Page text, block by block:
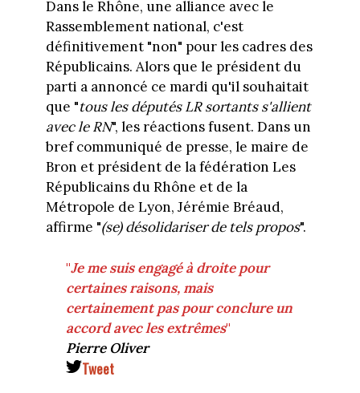
Dans le Rhône, une alliance avec le
Rassemblement national, c'est
définitivement "non" pour les cadres des
Républicains. Alors que le président du
parti a annoncé ce mardi qu'il souhaitait
que "tous les députés LR sortants s'allient
avec le RN", les réactions fusent. Dans un
bref communiqué de presse, le maire de
Bron et président de la fédération Les
Républicains du Rhône et de la
Métropole de Lyon, Jérémie Bréaud,
affirme "(se) désolidariser de tels propos".
"Je me suis engagé à droite pour
certaines raisons, mais
certainement pas pour conclure un
accord avec les extrêmes"
Pierre Oliver
Tweet